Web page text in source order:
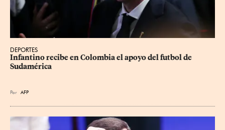
DEPORTES
Infantino recibe en Colombia el apoyo del futbol de
Sudamérica
Por AFP